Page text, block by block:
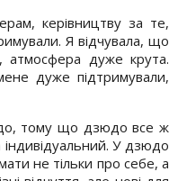
керівництву за те,
Я відчувала, що
дуже крута.
дуже підтримували,
тому що дзюдо все ж
У дзюдо
не тільки про себе, а